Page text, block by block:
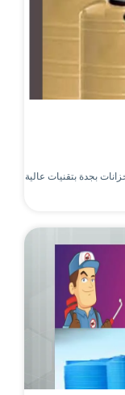
بجدة بتقنيات عالية